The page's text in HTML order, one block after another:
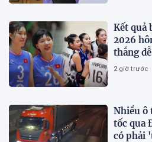
Kết quả
2026
thắng
mạnh
2 giờ trước
Nhiều ô
tốc qua
có phải